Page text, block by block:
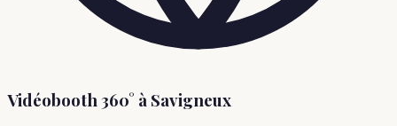
Vidéobooth 360° à Savigneux